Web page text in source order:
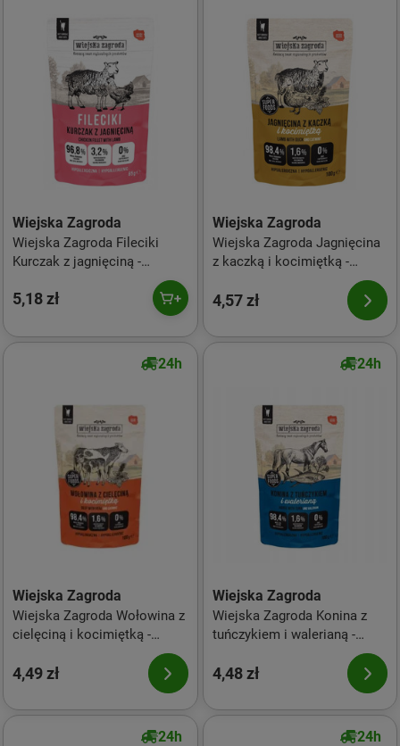
Wiejska Zagroda
Wiejska Zagroda Fileciki
Kurczak z jagnięciną -
bezzbożowa karma mokra
dla kota - 85g
5,18 zł
Wiejska Zagroda
Wiejska Zagroda Jagnięcina
z kaczką i kocimiętką -
mokra karma dla kota - 100g
4,57 zł
24h
Wiejska Zagroda
Wiejska Zagroda Wołowina z
cielęciną i kocimiętką -
mokra karma dla kota - 100g
4,49 zł
24h
Wiejska Zagroda
Wiejska Zagroda Konina z
tuńczykiem i walerianą -
mokra karma dla kota -100g
4,48 zł
24h 24h